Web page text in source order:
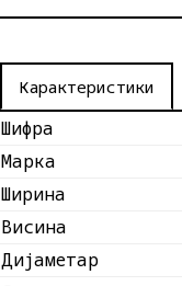
Карактеристики
Шифра
Марка
Ширина
Висина
Дијаметар